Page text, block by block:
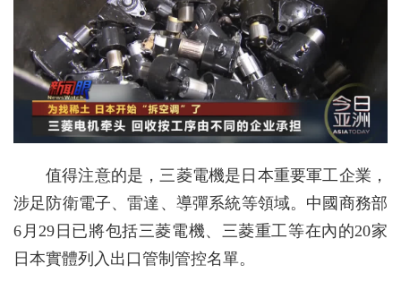
值得注意的是，三菱電機是日本重要軍工企業，
涉足防衛電子、雷達、導彈系統等領域。中國商務部
6月29日已將包括三菱電機、三菱重工等在內的20家
日本實體列入出口管制管控名單。